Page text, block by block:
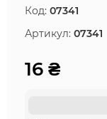
Код: 07341
Артикул: 07341
16 ₴